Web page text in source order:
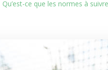
Qu’est-ce que les normes à